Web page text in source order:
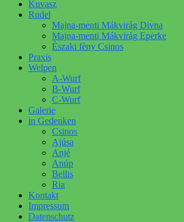
Kuvasz
Rudel
Majna-menti Mákvirág Divna
Majna-menti Mákvirág Eperke
Èszaki fèny Csinos
Praxis
Welpen
A-Wurf
B-Wurf
C-Wurf
Galerie
in Gedenken
Csinos
Ajúsa
Anjé
Anúp
Bellis
Ria
Kontakt
Impressum
Datenschutz